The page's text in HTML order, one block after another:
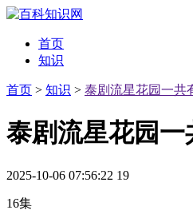
首页
知识
首页 > 知识 > 泰剧流星花园一共
泰剧流星花园一
2025-10-06 07:56:22 19
16集